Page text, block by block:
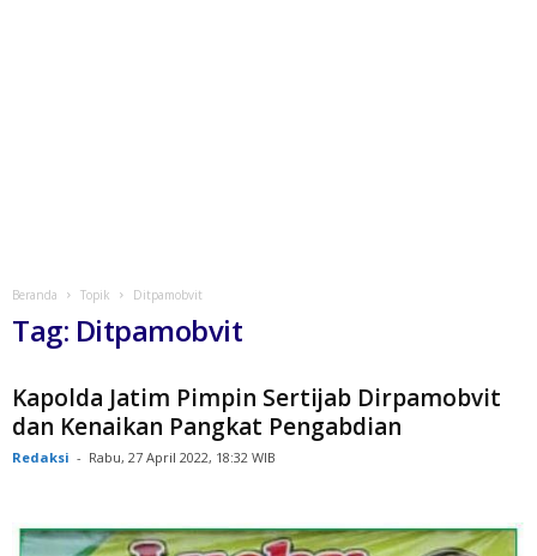
Beranda Topik Ditpamobvit
Tag: Ditpamobvit
Kapolda Jatim Pimpin Sertijab Dirpamobvit
dan Kenaikan Pangkat Pengabdian
Redaksi - Rabu, 27 April 2022, 18:32 WIB